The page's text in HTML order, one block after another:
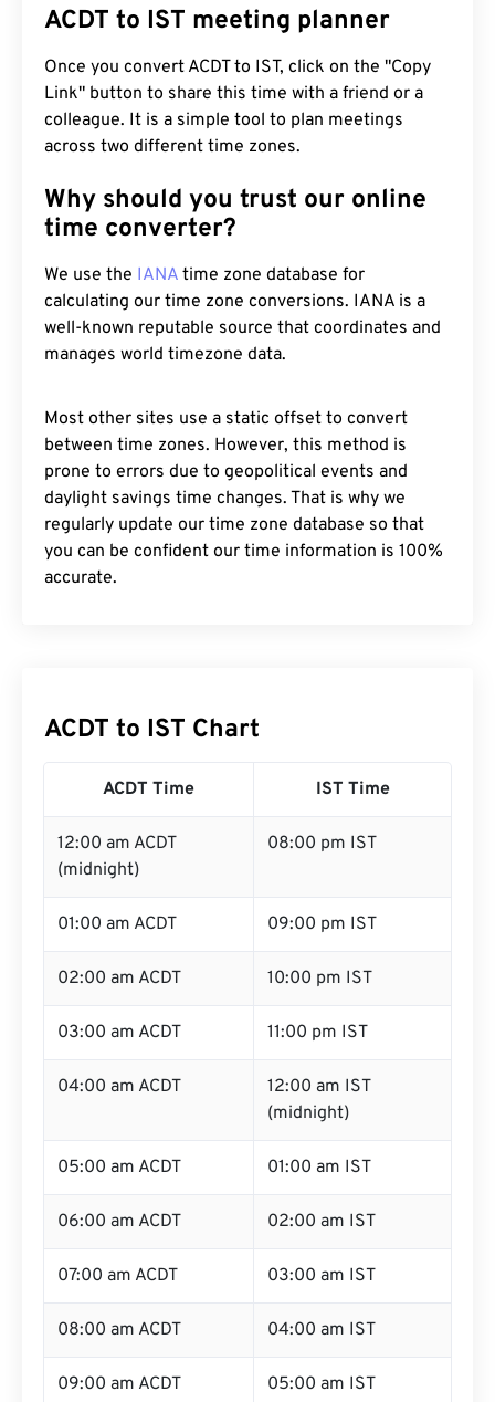
ACDT to IST meeting planner
Once you convert ACDT to IST, click on the "Copy
Link" button to share this time with a friend or a
colleague. It is a simple tool to plan meetings
across two different time zones.
Why should you trust our online
time converter?
We use the IANA time zone database for
calculating our time zone conversions. IANA is a
well-known reputable source that coordinates and
manages world timezone data.
Most other sites use a static offset to convert
between time zones. However, this method is
prone to errors due to geopolitical events and
daylight savings time changes. That is why we
regularly update our time zone database so that
you can be confident our time information is 100%
accurate.
ACDT to IST Chart
ACDT Time IST Time
12:00 am ACDT
(midnight)
08:00 pm IST
01:00 am ACDT 09:00 pm IST
02:00 am ACDT 10:00 pm IST
03:00 am ACDT 11:00 pm IST
04:00 am ACDT
12:00 am IST
(midnight)
05:00 am ACDT 01:00 am IST
06:00 am ACDT 02:00 am IST
07:00 am ACDT 03:00 am IST
08:00 am ACDT 04:00 am IST
09:00 am ACDT 05:00 am IST